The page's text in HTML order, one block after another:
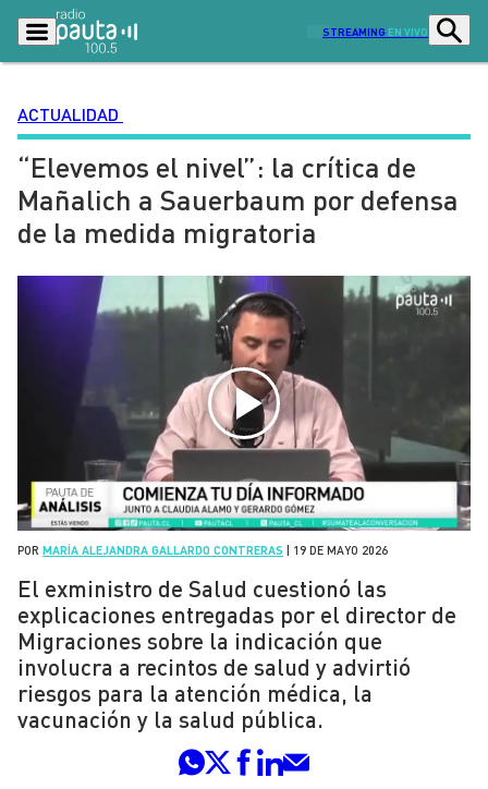
STREAMING EN VIVO
Podcasts Programas
Lo Último Actualidad
Ciudad
Radio en vivo Sostenibilidad
Entretención y Cultura
Dato en Pauta Señal 2
Contenido Patrocinado
ACTUALIDAD
“Elevemos el nivel”: la crítica de
Mañalich a Sauerbaum por defensa
de la medida migratoria
POR MARÍA ALEJANDRA GALLARDO CONTRERAS 19 DE MAYO 2026
El exministro de Salud cuestionó las
explicaciones entregadas por el director de
Migraciones sobre la indicación que
involucra a recintos de salud y advirtió
riesgos para la atención médica, la
vacunación y la salud pública.